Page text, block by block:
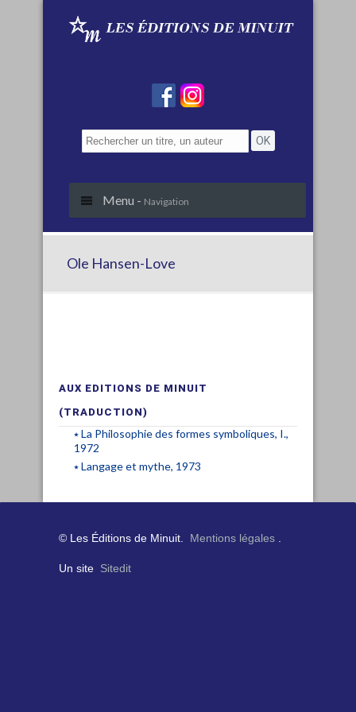
Menu - Navigation
Ole Hansen-Love
AUX EDITIONS DE MINUIT
(TRADUCTION)
La Philosophie des formes symboliques, I.,
1972
Langage et mythe, 1973
© Les Éditions de Minuit. Mentions légales
Un site Sitedit